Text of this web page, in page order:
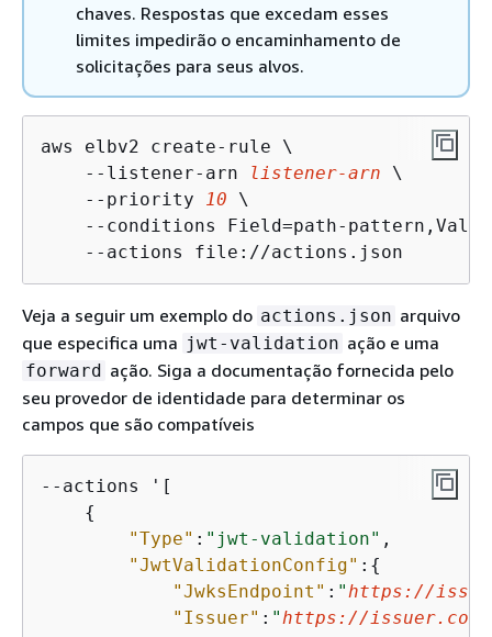
chaves. Respostas que excedam esses
limites impedirão o encaminhamento de
solicitações para seus alvos.
aws elbv2 create-rule \
    --listener-arn
listener-arn \
    --priority
10 \
--conditions Field=path-
    --actions file://actions.json
Veja a seguir um exemplo do actions.json arquivo
que especifica uma jwt-validation ação e uma
forward ação. Siga a documentação fornecida pelo
seu provedor de identidade para determinar os
campos que são compatíveis
--actions '[
{
"Type" : "jwt-validation" ,
"JwtValidationConfig" : {
"JwksEndpoint" : " https://
"Issuer" : " https://issuer.com